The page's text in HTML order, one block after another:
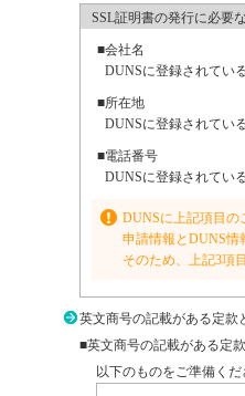
SSL証明書の発行に必要
■会社名
DUNSに登録されてい
■所在地
DUNSに登録されてい
■電話番号
DUNSに登録されてい
DUNSに上記項目の
申請情報とDUNS情
そのため、上記3項
英文商号の記載がある定款
■英文商号の記載がある定
以下のものをご準備くだ